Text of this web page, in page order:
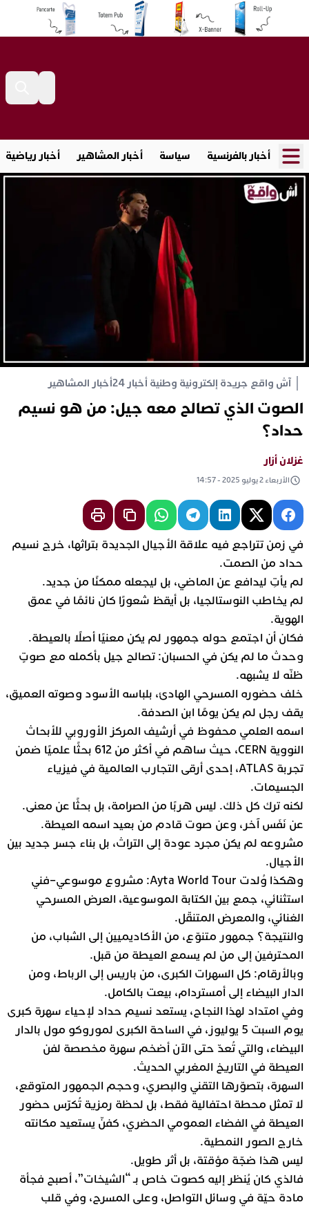
أخبار بالفرنسية سياسة أخبار المشاهير أخبار رياضية
آش واقع جريدة إلكترونية وطنية أخبار 24 أخبار المشاهير
الصوت الذي تصالح معه جيل: من هو نسيم
حداد؟
غزلان أزار
الأربعاء 2 يوليو 2025 - 14:57
في زمن تتراجع فيه علاقة الأجيال الجديدة بتراثها، خرج نسيم
حداد من الصمت.
لم يأتِ ليدافع عن الماضي، بل ليجعله ممكنًا من جديد.
لم يخاطب النوستالجيا، بل أيقظ شعورًا كان نائمًا في عمق
الهوية.
فكان أن اجتمع حوله جمهور لم يكن معنيًا أصلًا بالعيطة.
وحدث ما لم يكن في الحسبان: تصالح جيل بأكمله مع صوتٍ
ظنّه لا يشبهه.
خلف حضوره المسرحي الهادئ، بلباسه الأسود وصوته العميق،
يقف رجل لم يكن يومًا ابن الصدفة.
اسمه العلمي محفوظ في أرشيف المركز الأوروبي للأبحاث
النووية CERN، حيث ساهم في أكثر من 612 بحثًا علميًا ضمن
تجربة ATLAS، إحدى أرقى التجارب العالمية في فيزياء
الجسيمات.
لكنه ترك كل ذلك. ليس هربًا من الصرامة، بل بحثًا عن معنى.
عن نَفَس آخر، وعن صوت قادم من بعيد اسمه العيطة.
مشروعه لم يكن مجرد عودة إلى التراث، بل بناء جسر جديد بين
الأجيال.
وهكذا وُلدت Ayta World Tour: مشروع موسوعي–فني
استثنائي، جمع بين الكتابة الموسوعية، العرض المسرحي
الغنائي، والمعرض المتنقّل.
والنتيجة؟ جمهور متنوّع، من الأكاديميين إلى الشباب، من
المحترفين إلى من لم يسمع العيطة من قبل.
وبالأرقام: كل السهرات الكبرى، من باريس إلى الرباط، ومن
الدار البيضاء إلى أمستردام، بيعت بالكامل.
وفي امتداد لهذا النجاح، يستعد نسيم حداد لإحياء سهرة كبرى
يوم السبت 5 يوليوز، في الساحة الكبرى لموروكو مول بالدار
البيضاء، والتي تُعدّ حتى الآن أضخم سهرة مخصصة لفن
العيطة في التاريخ المغربي الحديث.
السهرة، بتصوّرها التقني والبصري، وحجم الجمهور المتوقع،
لا تمثل محطة احتفالية فقط، بل لحظة رمزية تُكرّس حضور
العيطة في الفضاء العمومي الحضري، كفنّ يستعيد مكانته
خارج الصور النمطية.
ليس هذا ضجّة مؤقتة، بل أثر طويل.
فالذي كان يُنظر إليه كصوت خاص بـ “الشيخات”، أصبح فجأة
مادة حيّة في وسائل التواصل، وعلى المسرح، وفي قلب